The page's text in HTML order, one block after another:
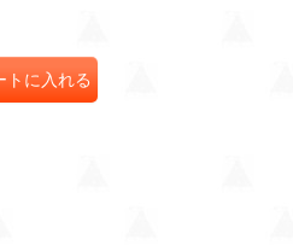
トに入れる